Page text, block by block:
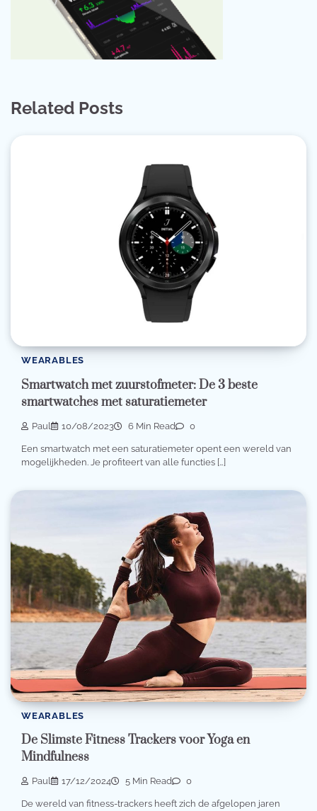
Related Posts
WEARABLES
Smartwatch met zuurstofmeter: De 3 beste
smartwatches met saturatiemeter
Paul 10/08/2023 6 Min Read 0
Een smartwatch met een saturatiemeter opent een wereld van
mogelijkheden. Je profiteert van alle functies […]
WEARABLES
De Slimste Fitness Trackers voor Yoga en
Mindfulness
Paul 17/12/2024 5 Min Read 0
De wereld van fitness-trackers heeft zich de afgelopen jaren